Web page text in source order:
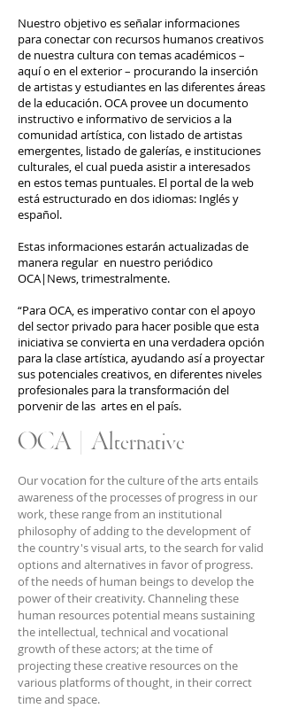
Nuestro objetivo es señalar informaciones
para conectar con recursos humanos creativos
de nuestra cultura con temas académicos –
aquí o en el exterior – procurando la inserción
de artistas y estudiantes en las diferentes áreas
de la educación. OCA provee un documento
instructivo e informativo de servicios a la
comunidad artística, con listado de artistas
emergentes, listado de galerías, e instituciones
culturales, el cual pueda asistir a interesados
en estos temas puntuales. El portal de la web
está estructurado en dos idiomas: Inglés y
español.
Estas informaciones estarán actualizadas de
manera regular en nuestro periódico
OCA|News, trimestralmente.
“Para OCA, es imperativo contar con el apoyo
del sector privado para hacer posible que esta
iniciativa se convierta en una verdadera opción
para la clase artística, ayudando así a proyectar
sus potenciales creativos, en diferentes niveles
profesionales para la transformación del
porvenir de las artes en el país.
OCA | Alternative
Our vocation for the culture of the arts entails
awareness of the processes of progress in our
work, these range from an institutional
philosophy of adding to the development of
the country's visual arts, to the search for valid
options and alternatives in favor of progress.
of the needs of human beings to develop the
power of their creativity. Channeling these
human resources potential means sustaining
the intellectual, technical and vocational
growth of these actors; at the time of
projecting these creative resources on the
various platforms of thought, in their correct
time and space.